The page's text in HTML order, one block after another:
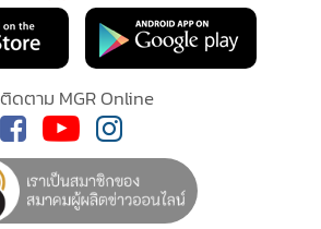
Application
ติดตาม MGR Online